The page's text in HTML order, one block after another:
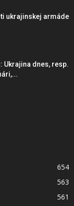
ukrajinskej armáde
dnes, resp.
654
563
561